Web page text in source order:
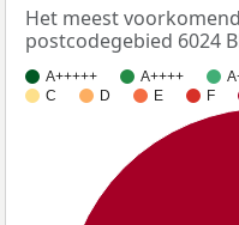
Het meest
postcodegebied 6024
A+++++ A++++
C
D E F